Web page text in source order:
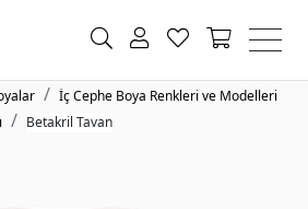
İç Cephe Boya Renkleri ve Modelleri
Betakril Tavan